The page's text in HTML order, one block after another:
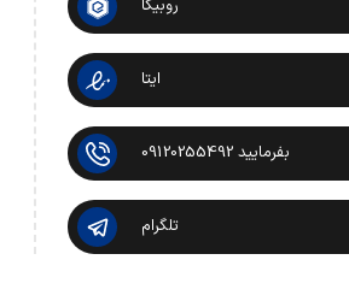
روبیکا
ایتا
بفرمایید 09120255492
تلگرام